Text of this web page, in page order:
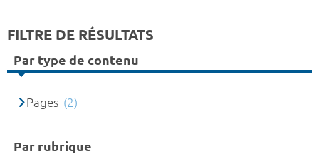
FILTRE DE RÉSULTATS
Par type de contenu
Pages (2)
Par rubrique